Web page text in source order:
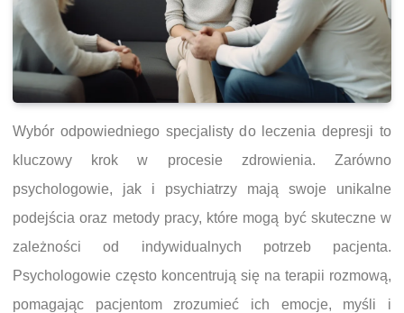
Wybór odpowiedniego specjalisty do leczenia depresji to
kluczowy krok w procesie zdrowienia. Zarówno
psychologowie, jak i psychiatrzy mają swoje unikalne
podejścia oraz metody pracy, które mogą być skuteczne w
zależności od indywidualnych potrzeb pacjenta.
Psychologowie często koncentrują się na terapii rozmową,
pomagając pacjentom zrozumieć ich emocje, myśli i